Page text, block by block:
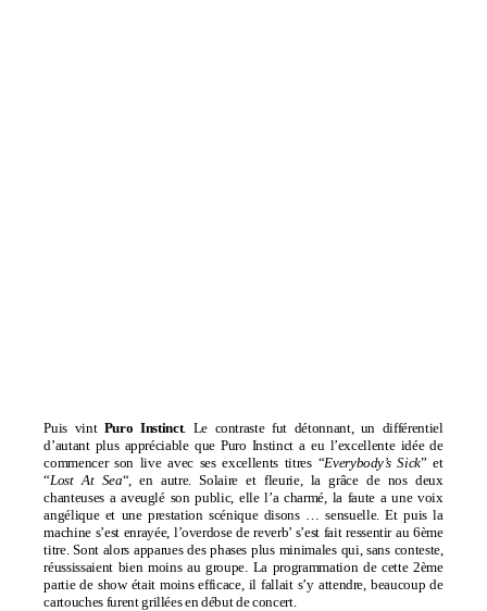
Puis vint Puro Instinct. Le contraste fut détonnant, un différentiel
d’autant plus appréciable que Puro Instinct a eu l’excellente idée de
commencer son live avec ses excellents titres “Everybody’s Sick” et
“Lost At Sea“, en autre. Solaire et fleurie, la grâce de nos deux
chanteuses a aveuglé son public, elle l’a charmé, la faute a une voix
angélique et une prestation scénique disons … sensuelle. Et puis la
machine s’est enrayée, l’overdose de reverb’ s’est fait ressentir au 6ème
titre. Sont alors apparues des phases plus minimales qui, sans conteste,
réussissaient bien moins au groupe. La programmation de cette 2ème
partie de show était moins efficace, il fallait s’y attendre, beaucoup de
cartouches furent grillées en début de concert.